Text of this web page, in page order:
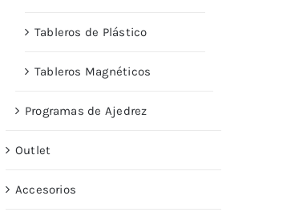
Tableros de Plástico
Tableros Magnéticos
Programas de Ajedrez
Outlet
Accesorios